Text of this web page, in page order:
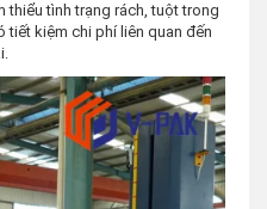
thiểu tình trạng rách, tuột trong
tiết kiệm chi phí liên quan đến